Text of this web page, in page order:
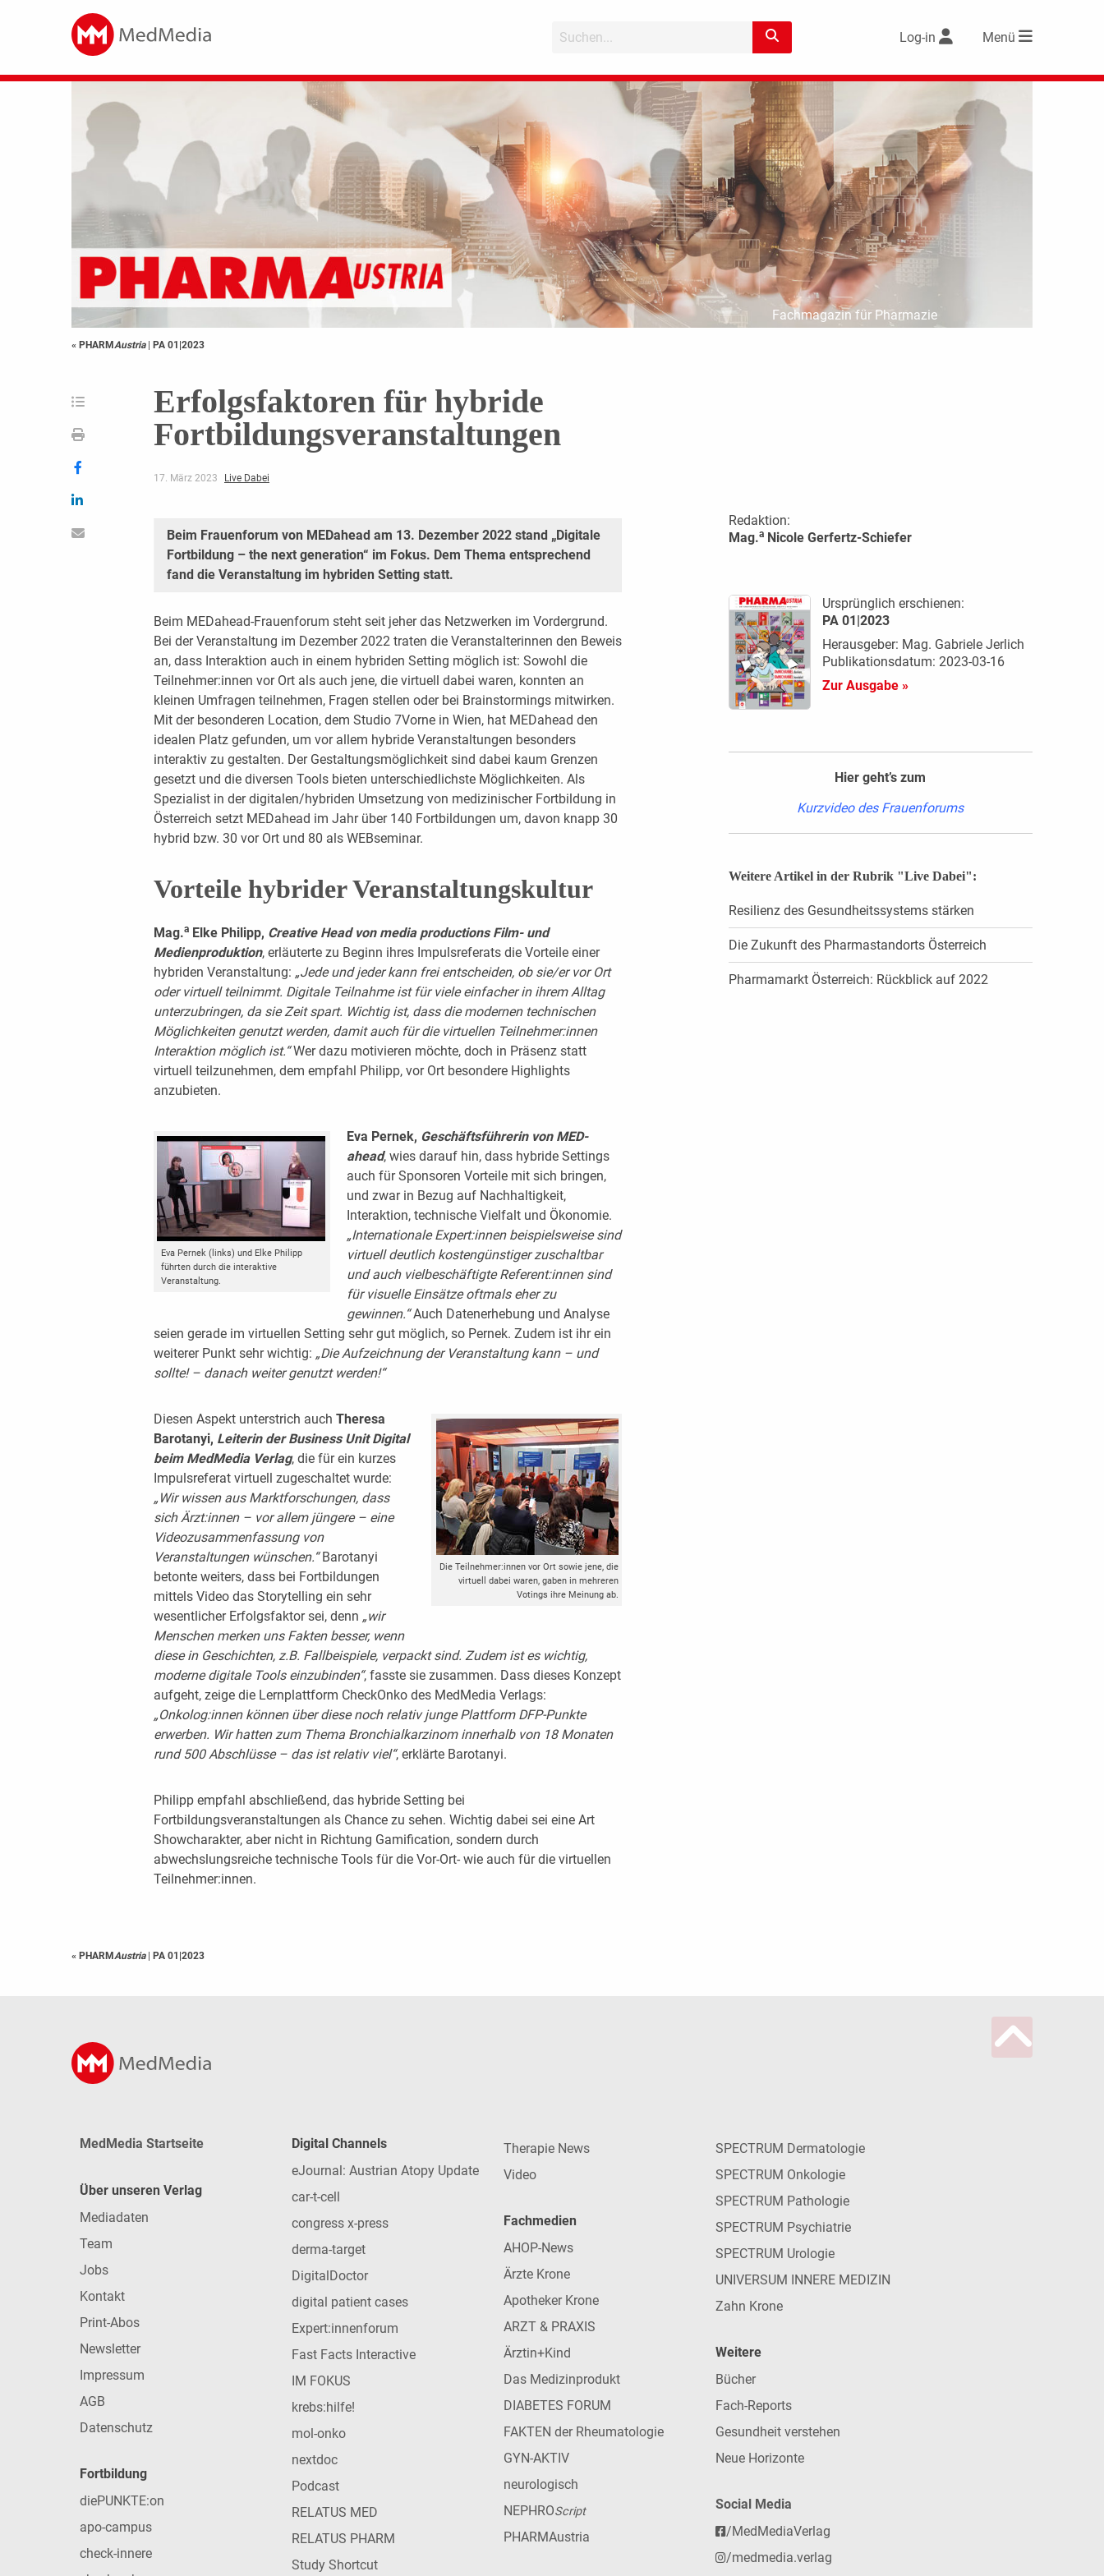
Log-in Menü
Fachmagazin für Pharmazie
« PHARMAustria | PA 01|2023
Erfolgsfaktoren für hybride
Fortbildungsveranstaltungen
17. März 2023 Live Dabei
Beim Frauenforum von MEDahead am 13. Dezember 2022 stand „Digitale
Fortbildung – the next generation“ im Fokus. Dem Thema entsprechend
fand die Veranstaltung im hybriden Setting statt.
Beim MEDahead-Frauenforum steht seit jeher das Netzwerken im Vordergrund.
Bei der Veranstaltung im Dezember 2022 traten die Veranstalterinnen den Beweis
an, dass Interaktion auch in einem hybriden Setting möglich ist: Sowohl die
Teilnehmer:innen vor Ort als auch jene, die virtuell dabei waren, konnten an
kleinen Umfragen teilnehmen, Fragen stellen oder bei Brainstormings mitwirken.
Mit der besonderen Location, dem Studio 7Vorne in Wien, hat MEDahead den
idealen Platz gefunden, um vor allem hybride Veranstaltungen besonders
interaktiv zu gestalten. Der Gestaltungsmöglichkeit sind dabei kaum Grenzen
gesetzt und die diversen Tools bieten unterschiedlichste Möglichkeiten. Als
Spezialist in der digitalen/hybriden Umsetzung von medizinischer Fortbildung in
Österreich setzt MEDahead im Jahr über 140 Fortbildungen um, davon knapp 30
hybrid bzw. 30 vor Ort und 80 als WEBseminar.
Vorteile hybrider ­Veranstaltungskultur
Mag.aElke Philipp, Creative Head von media productions Film- und
Medienproduktion, erläuterte zu Beginn ihres Impulsreferats die Vorteile einer
hybriden Veranstaltung: „Jede und jeder kann frei entscheiden, ob sie/er vor Ort
oder virtuell teilnimmt. Digitale Teilnahme ist für viele einfacher in ihrem Alltag
unterzubringen, da sie Zeit spart. Wichtig ist, dass die modernen technischen
Möglichkeiten genutzt werden, damit auch für die virtuellen Teilnehmer:innen
Interaktion möglich ist.“Wer dazu motivieren möchte, doch in Präsenz statt
virtuell teil­zunehmen, dem empfahl Philipp, vor Ort besondere Highlights
anzubieten.
Eva Pernek (links) und Elke Philipp
führten durch die inter­aktive
Veranstaltung.
Eva Pernek, Geschäftsführerin von MED­
ahead, wies darauf hin, dass hybride Settings
auch für Sponsoren Vorteile mit sich bringen,
und zwar in Bezug auf Nachhaltigkeit,
Interaktion, technische Vielfalt und Ökonomie.
„Internationale Expert:innen beispielsweise sind
virtuell deutlich kostengünstiger zuschaltbar
und auch vielbeschäftigte Referent:innen sind
für visuelle Einsätze oftmals eher zu
gewinnen.“Auch Datenerhebung und Analyse
seien gerade im virtuellen Setting sehr gut möglich, so Pernek. Zudem ist ihr ein
weiterer Punkt sehr wichtig: „Die Aufzeichnung der Veranstaltung kann – und
sollte! – danach weiter genutzt werden!“
Die Teilnehmer:innen vor Ort sowie jene, die
virtuell dabei waren, gaben in mehreren
Votings ihre Meinung ab.
Diesen Aspekt unterstrich auch Theresa
Barotanyi, Leiterin der Business Unit Digital
beim MedMedia Verlag, die für ein kurzes
Impulsreferat virtuell zugeschaltet wurde:
„Wir wissen aus Marktforschungen, dass
sich Ärzt:innen – vor allem jüngere – eine
Videozusammenfassung von
Veranstaltungen wünschen.“Barotanyi
betonte weiters, dass bei Fortbildungen
mittels Video das Storytelling ein sehr
wesentlicher Erfolgsfaktor sei, denn „wir
Menschen merken uns Fakten besser, wenn
diese in Geschichten, z.B. Fallbeispiele, verpackt sind. Zudem ist es wichtig,
moderne digitale Tools einzubinden“, fasste sie zusammen. Dass dieses Konzept
aufgeht, zeige die Lernplattform CheckOnko des MedMedia Verlags:
„Onkolog:innen können über diese noch relativ junge Plattform DFP-Punkte
erwerben. Wir hatten zum Thema Bronchialkarzinom innerhalb von 18 Monaten
rund 500 Abschlüsse – das ist relativ viel“, erklärte Barotanyi.
Philipp empfahl abschließend, das hybride Setting bei
Fortbildungsveranstaltungen als Chance zu sehen. Wichtig dabei sei eine Art
Showcharakter, aber nicht in Richtung Gamification, sondern durch
abwechslungsreiche technische Tools für die ­Vor-Ort- wie auch für die virtuellen
Teilnehmer:innen.
Redaktion:
Mag.aNicole Gerfertz-Schiefer
Ursprünglich erschienen:
PA 01|2023
Herausgeber: Mag. Gabriele Jerlich
Publikationsdatum: 2023-03-16
Zur Ausgabe »
Hier geht’s zum
Kurzvideo des Frauenforums
Weitere Artikel in der Rubrik "Live Dabei":
Resilienz des Gesundheitssystems stärken
Die Zukunft des Pharmastandorts Österreich
Pharmamarkt Österreich: Rückblick auf 2022
« PHARMAustria | PA 01|2023
MedMedia Startseite
Über unseren Verlag
Mediadaten
Team
Jobs
Kontakt
Print-Abos
Newsletter
Impressum
AGB
Datenschutz
Fortbildung
diePUNKTE:on
apo-campus
check-innere
Digital Channels
eJournal: Austrian Atopy Update
car-t-cell
congress x-press
derma-target
DigitalDoctor
digital patient cases
Expert:innenforum
Fast Facts Interactive
IM FOKUS
krebs:hilfe!
mol-onko
nextdoc
Podcast
RELATUS MED
RELATUS PHARM
Study Shortcut
Therapie News
Video
Fachmedien
AHOP-News
Ärzte Krone
Apotheker Krone
ARZT & PRAXIS
Ärztin+Kind
Das Medizinprodukt
DIABETES FORUM
FAKTEN der Rheumatologie
GYN-AKTIV
neurologisch
NEPHROScript
PHARMAustria
SPECTRUM Dermatologie
SPECTRUM Onkologie
SPECTRUM Pathologie
SPECTRUM Psychiatrie
SPECTRUM Urologie
UNIVERSUM INNERE MEDIZIN
Zahn Krone
Weitere
Bücher
Fach-Reports
Gesundheit verstehen
Neue Horizonte
Social Media
/MedMediaVerlag
/medmedia.verlag